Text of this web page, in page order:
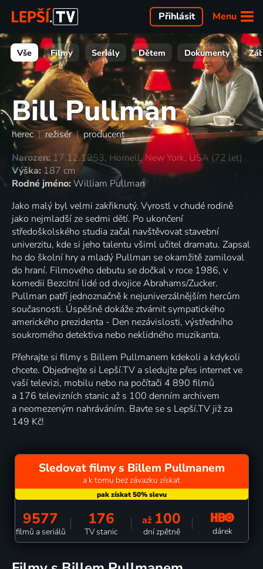
Menu
Přihlásit
Vše Filmy Seriály Dětem Dokumenty
Bill Pullman
herec | režisér | producent
Narozen: 17.12.1953, Hornell, New York, USA (72 let)
Výška: 187 cm
Rodné jméno:William Pullman
Jako malý byl velmi zakřiknutý. Vyrostl v chudé rodině
jako nejmladší ze sedmi dětí. Po ukončení
středoškolského studia začal navštěvovat stavební
univerzitu, kde si jeho talentu všiml učitel dramatu. Zapsal
ho do školní hry a mladý Pullman se okamžitě zamiloval
do hraní. Filmového debutu se dočkal v roce 1986, v
komedii Bezcitní lidé od dvojice Abrahams/Zucker.
Pullman patří jednoznačně k nejuniverzálnějším hercům
současnosti. Úspěšně dokáže ztvárnit sympatického
amerického prezidenta - Den nezávislosti, výstředního
soukromého detektiva nebo neklidného muzikanta.
Přehrajte si filmy s Billem Pullmanem kdekoli a kdykoli
chcete. Objednejte si Lepší.TV a sledujte přes internet ve
vaší televizi, mobilu nebo na počítači 4 890 filmů
a 176 televizních stanic až s 100 denním archivem
a neomezeným nahráváním. Bavte se s Lepší.TV již za
149 Kč!
Sledovat filmy s Billem Pullmanem
a k tomu bez závazku získat
9577
filmů a seriálů
176
TV stanic
až 100
dní zpětně dárek